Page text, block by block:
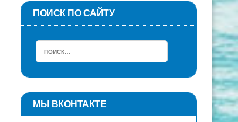
ПОИСК ПО САЙТУ
МЫ ВКОНТАКТЕ